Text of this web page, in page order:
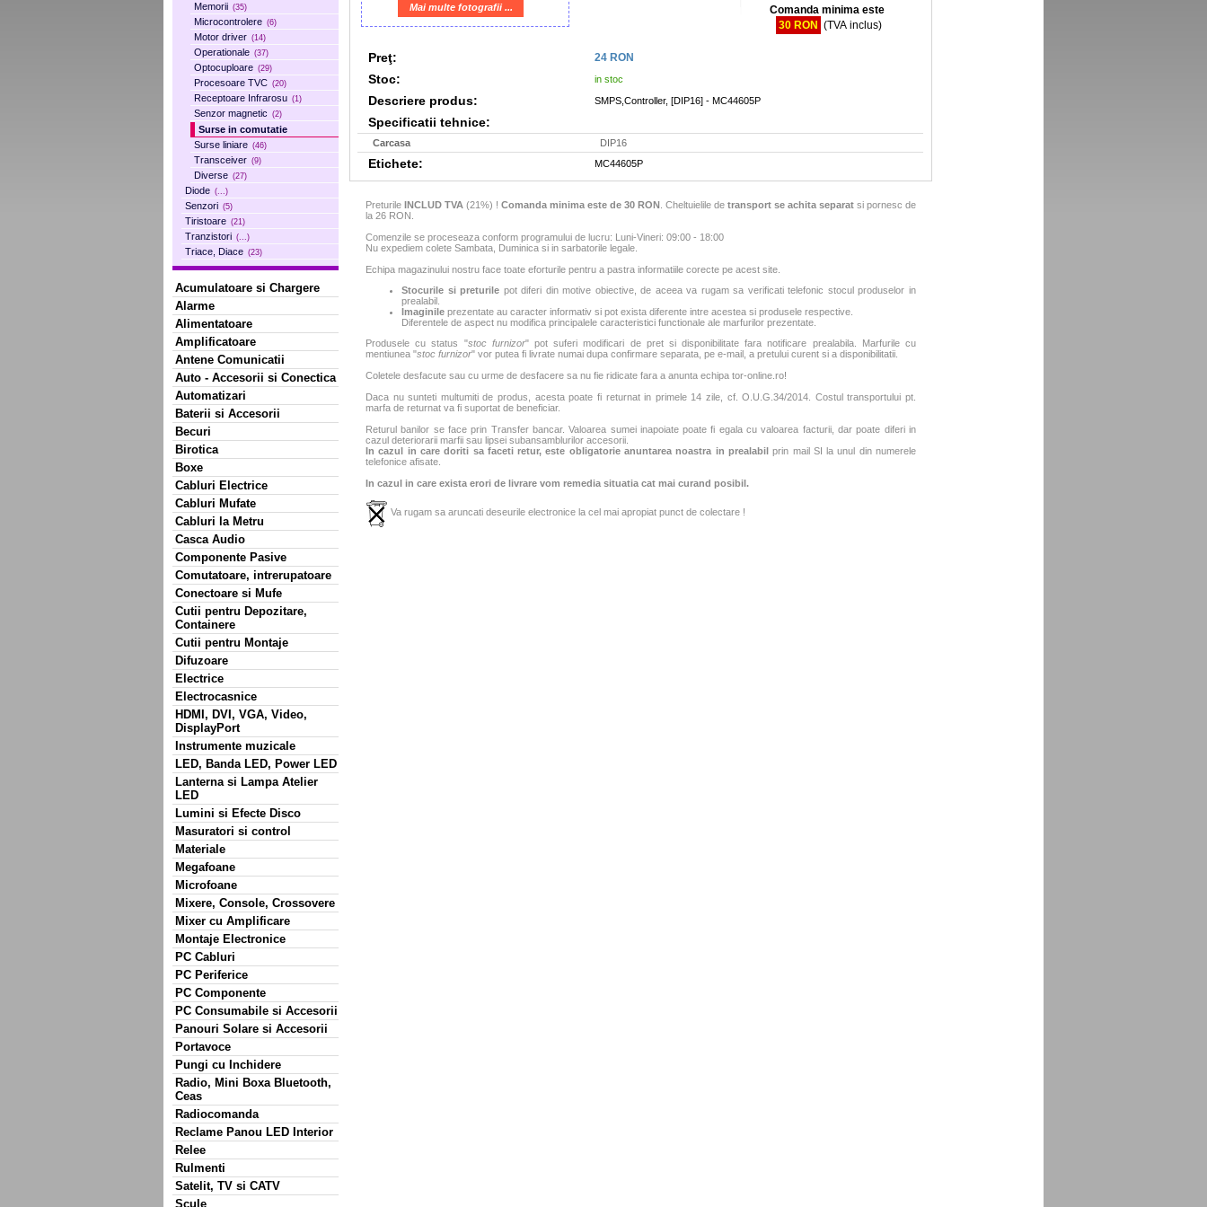
Memorii (35)
Microcontrolere (6)
Motor driver (14)
Operationale (37)
Optocuploare (29)
Procesoare TVC (20)
Receptoare Infrarosu (1)
Senzor magnetic (2)
Surse in comutatie
Surse liniare (46)
Transceiver (9)
Diverse (27)
Diode (...)
Senzori (5)
Tiristoare (21)
Tranzistori (...)
Triace, Diace (23)
Acumulatoare si Chargere
Alarme
Alimentatoare
Amplificatoare
Antene Comunicatii
Auto - Accesorii si Conectica
Automatizari
Baterii si Accesorii
Becuri
Birotica
Boxe
Cabluri Electrice
Cabluri Mufate
Cabluri la Metru
Casca Audio
Componente Pasive
Comutatoare, intrerupatoare
Conectoare si Mufe
Cutii pentru Depozitare,
Containere
Cutii pentru Montaje
Difuzoare
Electrice
Electrocasnice
HDMI, DVI, VGA, Video,
DisplayPort
Instrumente muzicale
LED, Banda LED, Power LED
Lanterna si Lampa Atelier
LED
Lumini si Efecte Disco
Masuratori si control
Materiale
Megafoane
Microfoane
Mixere, Console, Crossovere
Mixer cu Amplificare
Montaje Electronice
PC Cabluri
PC Periferice
PC Componente
PC Consumabile si Accesorii
Panouri Solare si Accesorii
Portavoce
Pungi cu Inchidere
Radio, Mini Boxa Bluetooth,
Ceas
Radiocomanda
Reclame Panou LED Interior
Relee
Rulmenti
Satelit, TV si CATV
Scule
Mai multe fotografii ...
Comanda minima este
30 RON (TVA inclus)
Preţ: 24 RON
Stoc: in stoc
Descriere produs: SMPS,Controller, [DIP16] - MC44605P
Specificatii tehnice:
Carcasa DIP16
Etichete: MC44605P
Preturile INCLUD TVA (21%) ! Comanda minima este de 30 RON . Cheltuielile de transport se achita separat si pornesc de
la 26 RON.
Comenzile se proceseaza conform programului de lucru: Luni-Vineri: 09:00 - 18:00
Nu expediem colete Sambata, Duminica si in sarbatorile legale.
Echipa magazinului nostru face toate eforturile pentru a pastra informatiile corecte pe acest site.
Stocurile si preturile pot diferi din motive obiective, de aceea va rugam sa verificati telefonic stocul produselor in
prealabil.
Imaginile prezentate au caracter informativ si pot exista diferente intre acestea si produsele respective.
Diferentele de aspect nu modifica principalele caracteristici functionale ale marfurilor prezentate.
Produsele cu status "stoc furnizor" pot suferi modificari de pret si disponibilitate fara notificare prealabila. Marfurile cu
mentiunea "stoc furnizor" vor putea fi livrate numai dupa confirmare separata, pe e-mail, a pretului curent si a disponibilitatii.
Coletele desfacute sau cu urme de desfacere sa nu fie ridicate fara a anunta echipa tor-online.ro!
Daca nu sunteti multumiti de produs, acesta poate fi returnat in primele 14 zile, cf. O.U.G.34/2014. Costul transportului pt.
marfa de returnat va fi suportat de beneficiar.
Returul banilor se face prin Transfer bancar. Valoarea sumei inapoiate poate fi egala cu valoarea facturii, dar poate diferi in
cazul deteriorarii marfii sau lipsei subansamblurilor accesorii.
In cazul in care doriti sa faceti retur, este obligatorie anuntarea noastra in prealabil prin mail SI la unul din numerele
telefonice afisate.
In cazul in care exista erori de livrare vom remedia situatia cat mai curand posibil.
Va rugam sa aruncati deseurile electronice la cel mai apropiat punct de colectare !